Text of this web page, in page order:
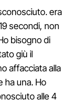
era
secondi, non
bisogno di
giù il
affacciata alla
ha una. Ho
alle 4